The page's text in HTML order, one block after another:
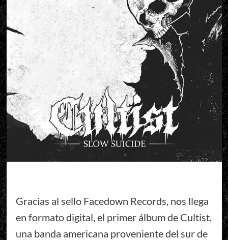
Gracias al sello Facedown Records, nos llega
en formato digital, el primer álbum de Cultist,
una banda americana proveniente del sur de